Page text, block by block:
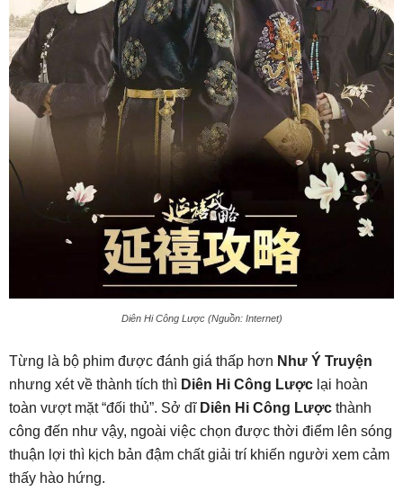
Diên Hi Công Lược (Nguồn: Internet)
Từng là bộ phim được đánh giá thấp hơn Như Ý Truyện
nhưng xét về thành tích thì Diên Hi Công Lược lại hoàn
toàn vượt mặt “đối thủ”. Sở dĩ Diên Hi Công Lược thành
công đến như vậy, ngoài việc chọn được thời điểm lên sóng
thuận lợi thì kịch bản đậm chất giải trí khiến người xem cảm
thấy hào hứng.